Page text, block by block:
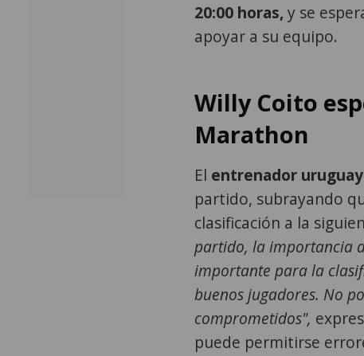
20:00 horas,y se
apoyar a su equipo.
Willy Coito
Marathon
El entrenador
partido, subrayando
clasificación a la
partido, la importancia
importante para la
buenos jugadores. No
comprometidos",
puede permitirse